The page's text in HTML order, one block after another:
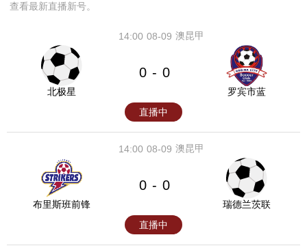
查看最新直播新号。
08-09
14:00 澳昆甲
北极星
0 - 0
罗宾市蓝
直播中
08-09
14:00 澳昆甲
布里斯班前锋
0 - 0
瑞德兰茨联
直播中